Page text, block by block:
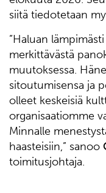
siitä tiedotetaan
”Haluan
merkittävästä
muutoksessa.
sitoutumisensa ja
olleet keskeisiä
organisaatiomme
Minnalle
haasteisiin,” sanoo
toimitusjohtaja.